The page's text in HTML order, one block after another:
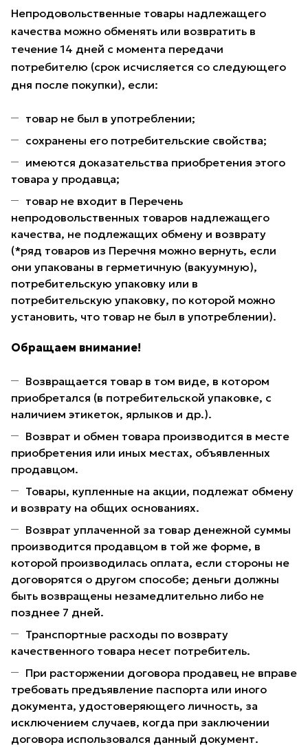
Непродовольственные товары надлежащего
качества можно обменять или возвратить в
течение 14 дней с момента передачи
потребителю (срок исчисляется со следующего
дня после покупки), если:
товар не был в употреблении;
сохранены его потребительские свойства;
имеются доказательства приобретения этого
товара у продавца;
товар не входит в Перечень
непродовольственных товаров надлежащего
качества, не подлежащих обмену и возврату
(*ряд товаров из Перечня можно вернуть, если
они упакованы в герметичную (вакуумную),
потребительскую упаковку или в
потребительскую упаковку, по которой можно
установить, что товар не был в употреблении).
Обращаем внимание!
Возвращается товар в том виде, в котором
приобретался (в потребительской упаковке, с
наличием этикеток, ярлыков и др.).
Возврат и обмен товара производится в месте
приобретения или иных местах, объявленных
продавцом.
Товары, купленные на акции, подлежат обмену
и возврату на общих основаниях.
Возврат уплаченной за товар денежной суммы
производится продавцом в той же форме, в
которой производилась оплата, если стороны не
договорятся о другом способе; деньги должны
быть возвращены незамедлительно либо не
позднее 7 дней.
Транспортные расходы по возврату
качественного товара несет потребитель.
При расторжении договора продавец не вправе
требовать предъявление паспорта или иного
документа, удостоверяющего личность, за
исключением случаев, когда при заключении
договора использовался данный документ.